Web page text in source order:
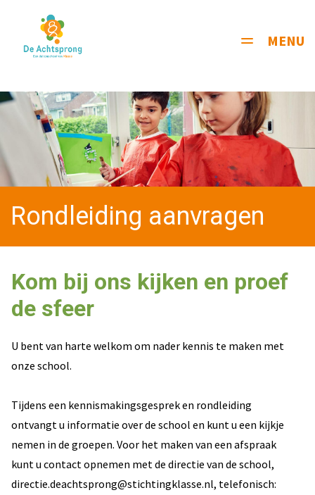
Toggle
MENU
Rondleiding aanvragen
Kom bij ons kijken en proef
de sfeer
U bent van harte welkom om nader kennis te maken met
onze school.
Tijdens een kennismakingsgesprek en rondleiding
ontvangt u informatie over de school en kunt u een kijkje
nemen in de groepen. Voor het maken van een afspraak
kunt u contact opnemen met de directie van de school,
directie.deachtsprong@stichtingklasse.nl, telefonisch: